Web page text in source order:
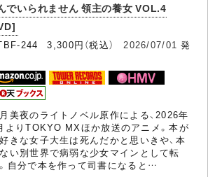
でいられません 領主の養女 VOL.4
244 3,300円（税込）2026/07/01 発
美夜のライトノベル原作による、2026年
よりTOKYO MXほか放送のアニメ。本が
きな女子大生は死んだかと思いきや、本
い別世界で病弱な少女マインとして転
自分で本を作って司書になると…